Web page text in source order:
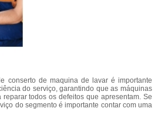
conserto de maquina de lavar é importante
do serviço, garantindo que as máquinas
todos os defeitos que apresentam. Se
do segmento é importante contar com uma